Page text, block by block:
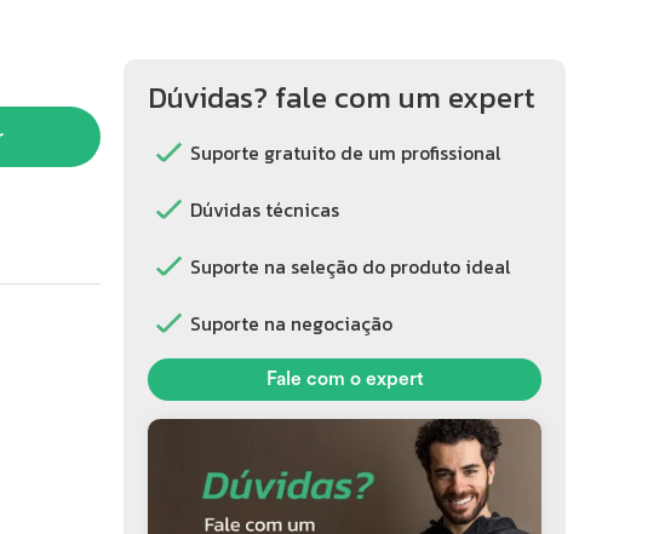
Dúvidas? fale com um expert
Suporte gratuito de um profissional
Dúvidas técnicas
Suporte na seleção do produto ideal
Suporte na negociação
Fale com o expert